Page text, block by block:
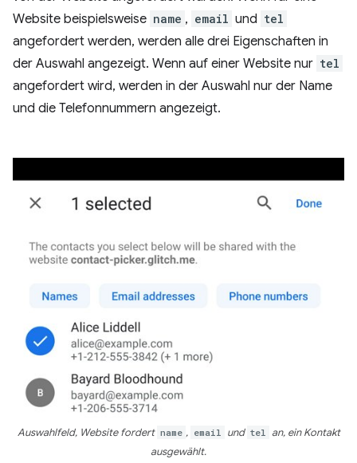
Website beispielsweise name , email und tel
angefordert werden, werden alle drei Eigenschaften in
der Auswahl angezeigt. Wenn auf einer Website nur tel
angefordert wird, werden in der Auswahl nur der Name
und die Telefonnummern angezeigt.
Auswahlfeld, Website fordert name , email und tel
an, ein Kontakt
ausgewählt.